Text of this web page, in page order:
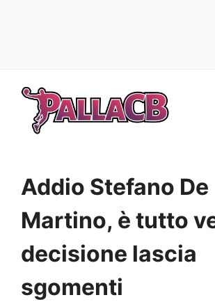
contenuto
Addio Stefano De
Martino, è tutto
decisione lascia
sgomenti